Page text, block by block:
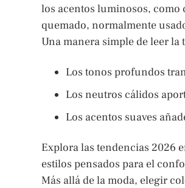
los acentos luminosos,
quemado, normalmente
Una manera simple de leer la
Los tonos profundos
Los neutros cálidos
Los acentos suaves
Explora las tendencias 2026
estilos pensados para el
Más allá de la moda, elegir